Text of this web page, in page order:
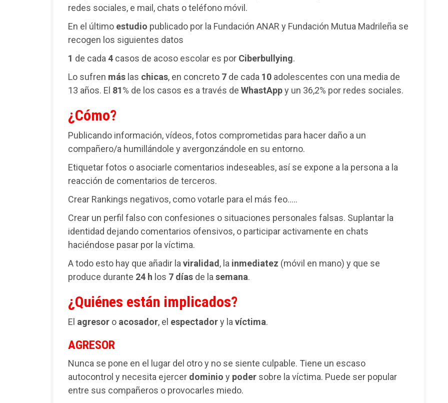
redes sociales, e mail, chats o teléfono móvil.
En el último estudio publicado por la Fundación ANAR y Fundación Mutua Madrileña se
recogen los siguientes datos
1 de cada 4 casos de acoso escolar es por Ciberbullying.
Lo sufren más las chicas, en concreto 7 de cada 10 adolescentes con una media de
13 años. El 81% de los casos es a través de WhastAppy un 36,2% por redes sociales.
¿Cómo?
Publicando información, vídeos, fotos comprometidas para hacer daño a un
compañero/a humillándole y avergonzándole en su entorno.
Etiquetar fotos o asociarle comentarios indeseables, así se expone a la persona a la
reacción de comentarios de terceros.
Crear Rankings negativos, como votarle para el más feo…..
Crear un perfil falso con confesiones o situaciones personales falsas. Suplantar la
identidad dejando comentarios ofensivos, o participar activamente en chats
haciéndose pasar por la víctima.
A todo esto hay que añadir la viralidad, la inmediatez (móvil en mano) y que se
produce durante 24 h los 7 días de la semana.
¿Quiénes están implicados?
El agresor o acosador, el espectadory la víctima.
AGRESOR
Nunca se pone en el lugar del otro y no se siente culpable. Tiene un escaso
autocontrol y necesita ejercer dominio y poder sobre la víctima. Puede ser popular
entre sus compañeros o provocarles miedo.